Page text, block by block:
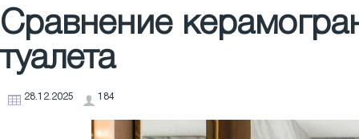
Сравнение
туалета
28.12.2025 184